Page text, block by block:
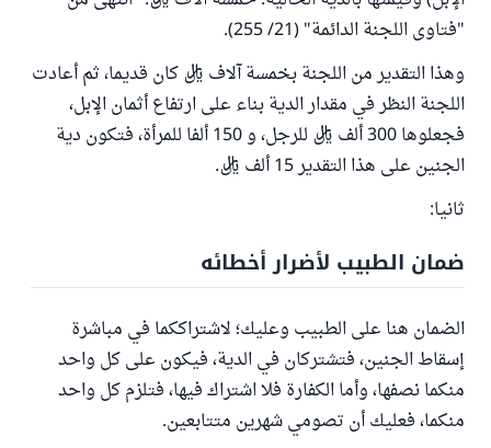
"فتاوى اللجنة الدائمة" (21/ 255).
وهذا التقدير من اللجنة بخمسة آلاف ريال كان قديما، ثم أعادت
اللجنة النظر في مقدار الدية بناء على ارتفاع أثمان الإبل،
فجعلوها 300 ألف ريال للرجل، و 150 ألفا للمرأة، فتكون دية
الجنين على هذا التقدير 15 ألف ريال.
ثانيا:
ضمان الطبيب لأضرار أخطائه
الضمان هنا على الطبيب وعليك؛ لاشتراككما في مباشرة
إسقاط الجنين، فتشتركان في الدية، فيكون على كل واحد
منكما نصفها، وأما الكفارة فلا اشتراك فيها، فتلزم كل واحد
منكما، فعليك أن تصومي شهرين متتابعين.